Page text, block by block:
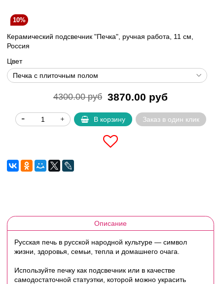
10%
Керамический подсвечник "Печка", ручная работа, 11 см,
Россия
Цвет
4300.00 руб 3870.00 руб
В корзину Заказ в один клик
Описание
Русская печь в русской народной культуре — символ
жизни, здоровья, семьи, тепла и домашнего очага.
Используйте печку как подсвечник или в качестве
самодостаточной статуэтки, которой можно украсить